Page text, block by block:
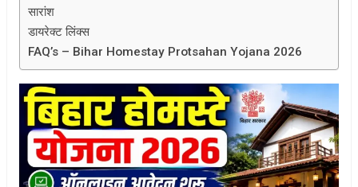
सारांश
डायरेक्ट लिंक्स
FAQ’s – Bihar Homestay Protsahan Yojana 2026